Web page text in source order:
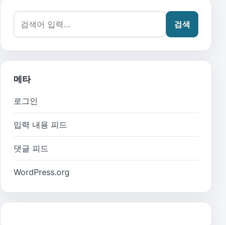
검색어:
검색
메타
로그인
입력 내용 피드
댓글 피드
WordPress.org